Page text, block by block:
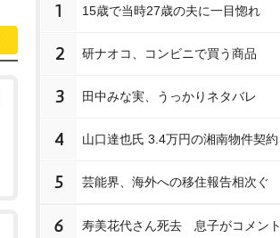
1 15歳で当時27歳の夫に一目惚れ
2 研ナオコ、コンビニで買う商品
3 田中みな実、うっかりネタバレ
4 山口達也氏 3.4万円の湘南物件契約
5 芸能界、海外への移住報告相次ぐ
6 寿美花代さん死去 息子がコメント